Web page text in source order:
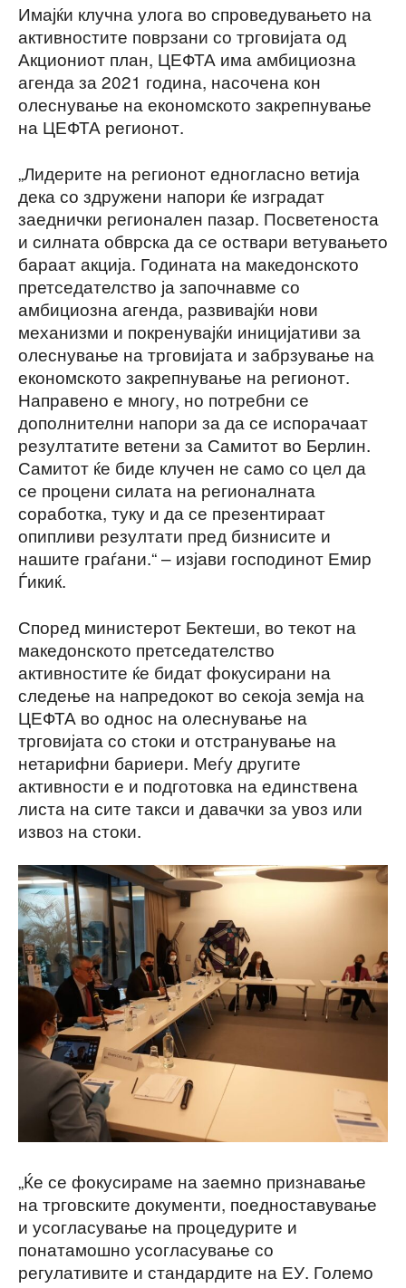
Имајќи клучна улога во спроведувањето на
активностите поврзани со трговијата од
Акциониот план, ЦЕФТА има амбициозна
агенда за 2021 година, насочена кон
олеснување на економското закрепнување
на ЦЕФТА регионот.
„Лидерите на регионот едногласно ветија
дека со здружени напори ќе изградат
заеднички регионален пазар. Посветеноста
и силната обврска да се оствари ветувањето
бараат акција. Годината на македонското
претседателство ја започнавме со
амбициозна агенда, развивајќи нови
механизми и покренувајќи иницијативи за
олеснување на трговијата и забрзување на
економското закрепнување на регионот.
Направено е многу, но потребни се
дополнителни напори за да се испорачаат
резултатите ветени за Самитот во Берлин.
Самитот ќе биде клучен не само со цел да
се процени силата на регионалната
соработка, туку и да се презентираат
опипливи резултати пред бизнисите и
нашите граѓани.“ – изјави господинот Емир
Ѓикиќ.
Според министерот Бектеши, во текот на
македонското претседателство
активностите ќе бидат фокусирани на
следење на напредокот во секоја земја на
ЦЕФТА во однос на олеснување на
трговијата со стоки и отстранување на
нетарифни бариери. Меѓу другите
активности е и подготовка на единствена
листа на сите такси и давачки за увоз или
извоз на стоки.
„Ќе се фокусираме на заемно признавање
на трговските документи, поедноставување
и усогласување на процедурите и
понатамошно усогласување со
регулативите и стандардите на ЕУ. Големо